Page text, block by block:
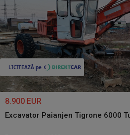
8.900 EUR
Excavator Paianjen Tigrone 6000